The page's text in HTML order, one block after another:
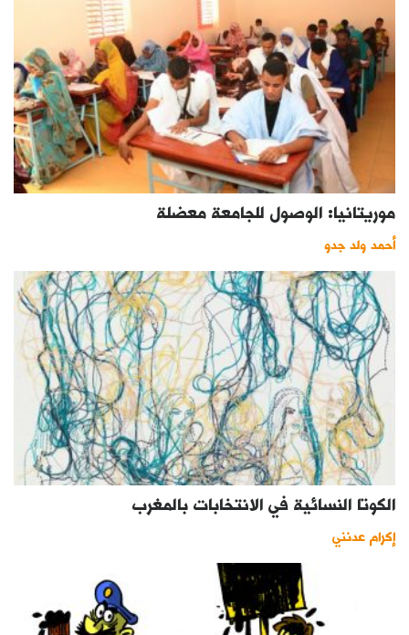
موريتانيا: الوصول للجامعة معضلة
أحمد ولد جدو
الكوتا النسائية في الانتخابات بالمغرب
إكرام عدنني